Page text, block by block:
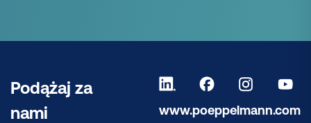
Podążaj za
nami
www.poeppelmann.com